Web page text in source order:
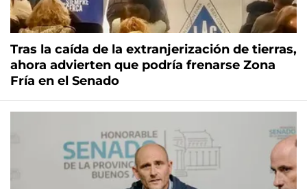
Tras la caída de la extranjerización de tierras,
ahora advierten que podría frenarse Zona
Fría en el Senado